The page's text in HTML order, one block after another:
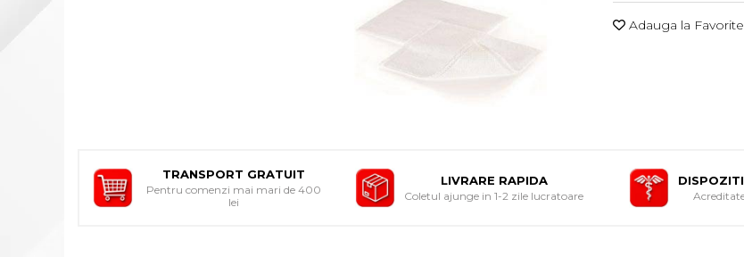
PERSONALIZATI
DISPOZITIVE DE MERS
Adauga la Favorite
TRANSPORT GRATUIT
Pentru comenzi mai mari de 400
lei
LIVRARE RAPIDA
Coletul ajunge in 1-2 zile lucratoare